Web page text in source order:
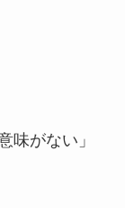
味がない」